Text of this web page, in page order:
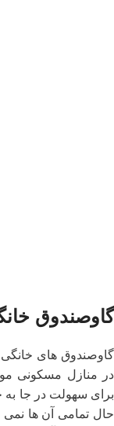
گاوصندوق
گاوصندوق‌ های
در منازل مسکونی
برای سهولت در جا به
حال تمامی آن ها